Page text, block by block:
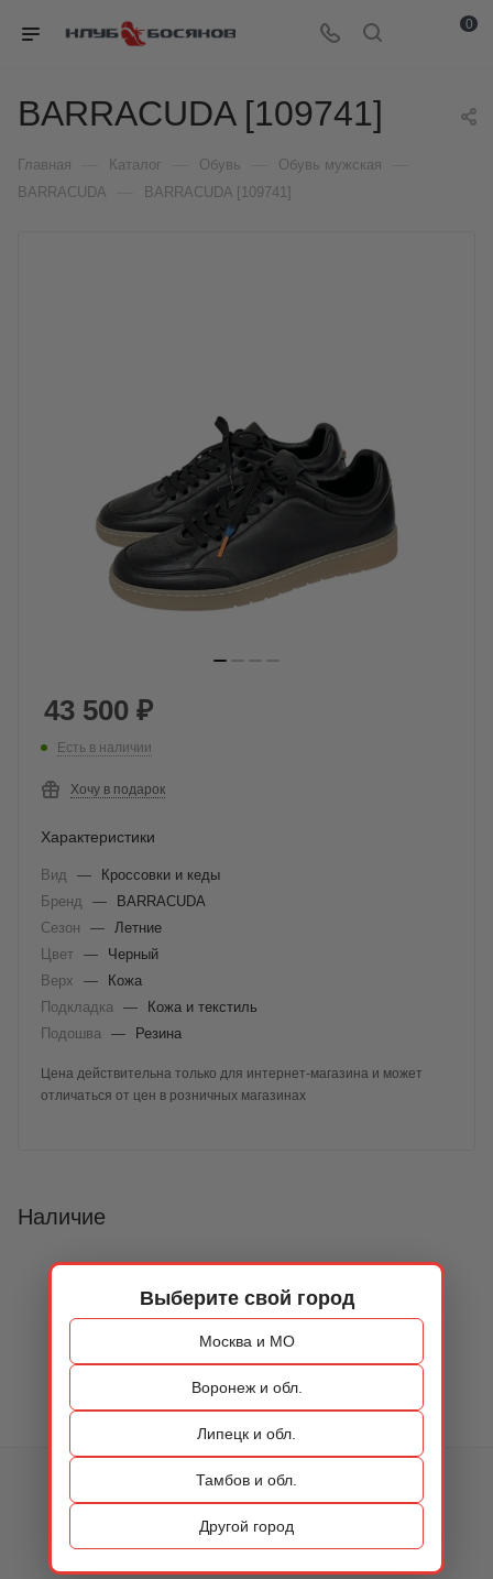
Выберите свой город
Москва и МО
Воронеж и обл.
Липецк и обл.
Тамбов и обл.
Другой город
0
BARRACUDA [109741]
Главная Каталог Обувь Обувь мужская
BARRACUDA BARRACUDA [109741]
43 500 ₽
Есть в наличии
Хочу в подарок
Характеристики
Вид —
Кроссовки и кеды
Бренд
—
BARRACUDA
Сезон
—
Летние
Цвет —
Черный
Верх
—
Кожа
Подкладка
—
Кожа и текстиль
Подошва
— Резина
Цена действительна только для интернет-магазина и может
отличаться от цен в розничных магазинах
Наличие
КАТАЛОГ
ОБУВЬ
СУМКИ